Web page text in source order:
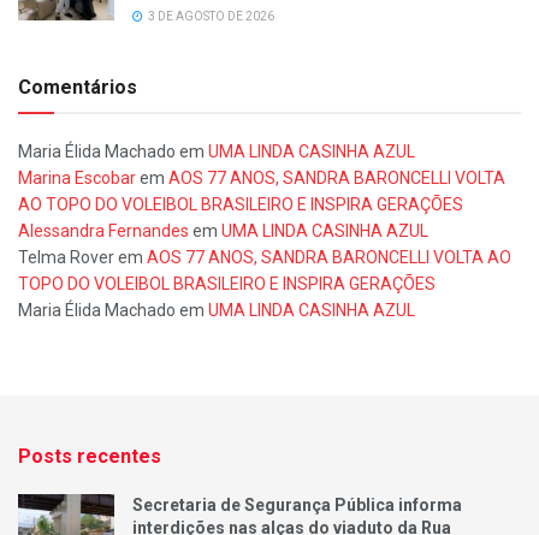
3 DE AGOSTO DE 2026
Comentários
Maria Élida Machado em UMA LINDA CASINHA AZUL
Marina Escobarem AOS 77 ANOS, SANDRA BARONCELLI VOLTA
AO TOPO DO VOLEIBOL BRASILEIRO E INSPIRA GERAÇÕES
Alessandra Fernandes em UMA LINDA CASINHA AZUL
Telma Roverem AOS 77 ANOS, SANDRA BARONCELLI VOLTA AO
TOPO DO VOLEIBOL BRASILEIRO E INSPIRA GERAÇÕES
Maria Élida Machado em UMA LINDA CASINHA AZUL
Posts recentes
Secretaria de Segurança Pública informa
interdições nas alças do viaduto da Rua